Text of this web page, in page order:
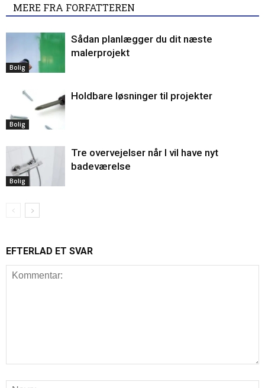
MERE FRA FORFATTEREN
Bolig
Sådan planlægger du dit næste
malerprojekt
Bolig
Holdbare løsninger til projekter
Bolig
Tre overvejelser når I vil have nyt
badeværelse
EFTERLAD ET SVAR